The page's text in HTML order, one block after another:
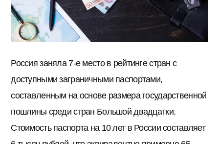
Россия заняла 7-е место в рейтинге стран с
доступными заграничными паспортами,
составленным на основе размера государственной
пошлины среди стран Большой двадцатки.
Стоимость паспорта на 10 лет в России составляет